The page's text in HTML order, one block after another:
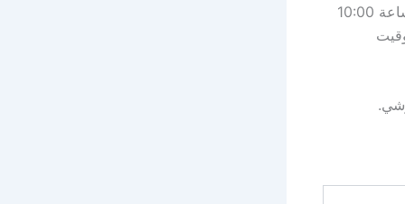
تقام المباراة اليوم الأربعاء 10 ديسمبر 2025 على ملعب سان ماميس، في تمام الساعة 10:00
الليل بتوقيت